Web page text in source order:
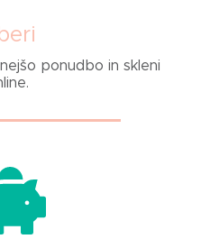
ponudbo in skleni